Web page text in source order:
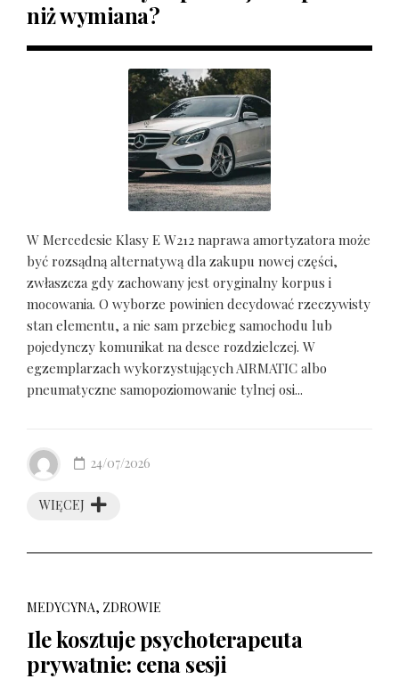
niż wymiana?
W Mercedesie Klasy E W212 naprawa amortyzatora może
być rozsądną alternatywą dla zakupu nowej części,
zwłaszcza gdy zachowany jest oryginalny korpus i
mocowania. O wyborze powinien decydować rzeczywisty
stan elementu, a nie sam przebieg samochodu lub
pojedynczy komunikat na desce rozdzielczej. W
egzemplarzach wykorzystujących AIRMATIC albo
pneumatyczne samopoziomowanie tylnej osi...
WIĘCEJ
24/07/2026
MEDYCYNA, ZDROWIE
Ile kosztuje psychoterapeuta
prywatnie: cena sesji